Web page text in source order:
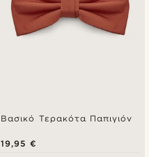
Βασικό Τερακότα Παπιγιόν
19,95 €